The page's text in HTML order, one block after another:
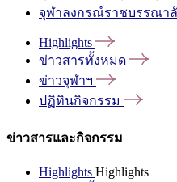
จุฬาลงกรณ์ราชบรรณา
Highlights
ข่าวสารทั้งหมด
ข่าวจุฬาฯ
ปฏิทินกิจกรรม
ข่าวสารและกิจกรรม
Highlights Highlights